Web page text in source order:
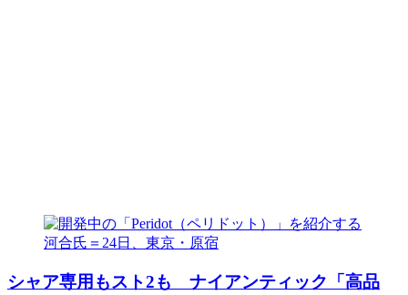
シャア専用もスト2も ナイアンティック「高品